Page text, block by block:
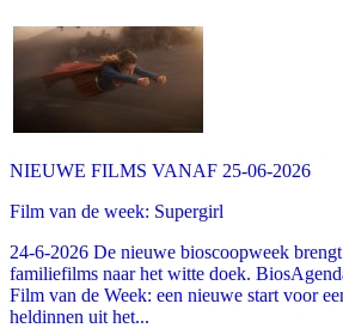
NIEUWE FILMS VANAF 25-06-2026
Film van de week: Supergirl
24-6-2026 De nieuwe bioscoopweek
familiefilms naar het witte doek.
Film van de Week: een nieuwe start voor
heldinnen uit het...